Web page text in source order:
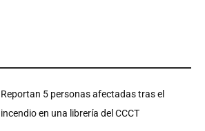
Reportan 5 personas afectadas tras el
incendio en una librería del CCCT